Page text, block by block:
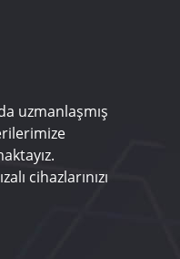
uzmanlaşmış
cihazlarınızı